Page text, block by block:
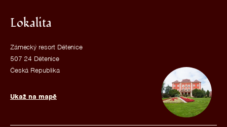
Lokalita
Zámecký resort Dětenice
507 24 Dětenice
Česká Republika
Ukaž na mapě